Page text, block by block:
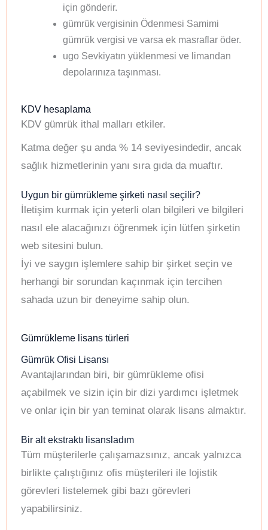
için gönderir.
gümrük vergisinin Ödenmesi Samimi
gümrük vergisi ve varsa ek masraflar öder.
ugo Sevkiyatın yüklenmesi ve limandan
depolarınıza taşınması.
KDV hesaplama
KDV gümrük ithal malları etkiler.
Katma değer şu anda % 14 seviyesindedir, ancak
sağlık hizmetlerinin yanı sıra gıda da muaftır.
Uygun bir gümrükleme şirketi nasıl seçilir?
İletişim kurmak için yeterli olan bilgileri ve bilgileri
nasıl ele alacağınızı öğrenmek için lütfen şirketin
web sitesini bulun.
İyi ve saygın işlemlere sahip bir şirket seçin ve
herhangi bir sorundan kaçınmak için tercihen
sahada uzun bir deneyime sahip olun.
Gümrükleme lisans türleri
Gümrük Ofisi Lisansı
Avantajlarından biri, bir gümrükleme ofisi
açabilmek ve sizin için bir dizi yardımcı işletmek
ve onlar için bir yan teminat olarak lisans almaktır.
Bir alt ekstraktı lisansladım
Tüm müşterilerle çalışamazsınız, ancak yalnızca
birlikte çalıştığınız ofis müşterileri ile lojistik
görevleri listelemek gibi bazı görevleri
yapabilirsiniz.